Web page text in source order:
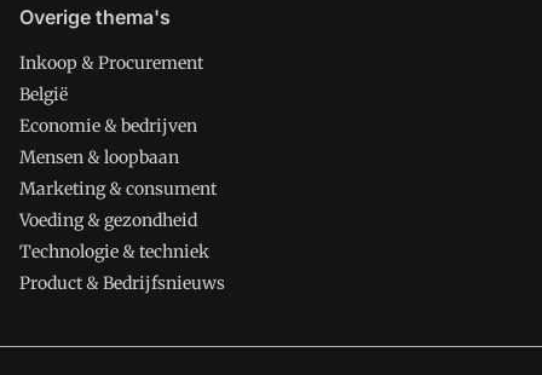
Overige thema's
Inkoop & Procurement
België
Economie & bedrijven
Mensen & loopbaan
Marketing & consument
Voeding & gezondheid
Technologie & techniek
Product & Bedrijfsnieuws